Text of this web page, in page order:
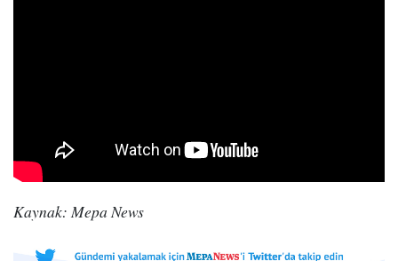
Kaynak: Mepa News